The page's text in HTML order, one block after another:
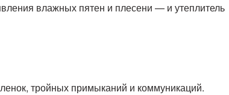
влажных пятен и плесени — и утеплитель
тройных примыканий и коммуникаций.